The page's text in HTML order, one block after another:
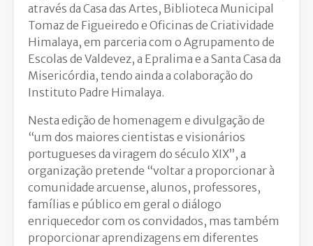
através da Casa das Artes, Biblioteca Municipal
Tomaz de Figueiredo e Oficinas de Criatividade
Himalaya, em parceria com o Agrupamento de
Escolas de Valdevez, a Epralima e a Santa Casa da
Misericórdia, tendo ainda a colaboração do
Instituto Padre Himalaya.
Nesta edição de homenagem e divulgação de
“um dos maiores cientistas e visionários
portugueses da viragem do século XIX”, a
organização pretende “voltar a proporcionar à
comunidade arcuense, alunos, professores,
famílias e público em geral o diálogo
enriquecedor com os convidados, mas também
proporcionar aprendizagens em diferentes